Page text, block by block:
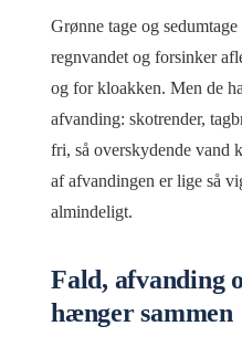
Grønne tage og
regnvandet og forsinker
og for kloakken. Men de
afvanding: skotrender,
fri, så overskydende vand
af afvandingen er lige så
almindeligt.
Fald, afvanding
hænger sammen